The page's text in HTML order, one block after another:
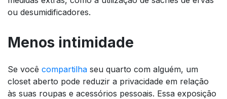
ou desumidificadores.
Menos intimidade
Se você compartilha seu quarto com alguém, um
closet aberto pode reduzir a privacidade em relação
às suas roupas e acessórios pessoais. Essa exposição